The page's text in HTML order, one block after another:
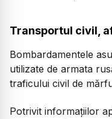
Transportul civil,
Bombardamentele
utilizate de armata
traficului civil de
Potrivit informațiilor